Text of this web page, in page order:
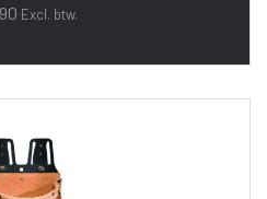
Excl. btw.